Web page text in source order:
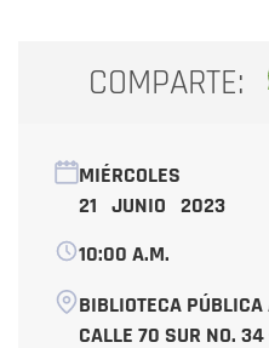
COMPARTE:
MIÉRCOLES
21 JUNIO 2023
10:00 A.M.
BIBLIOTECA
CALLE 70 SUR NO.